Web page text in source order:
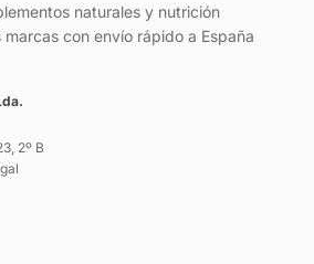
naturales y nutrición
con envío rápido a España
2º B